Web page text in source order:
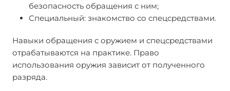
безопасность обращения с ним;
Специальный: знакомство со спецсредствами.
Навыки обращения с оружием и спецсредствами
отрабатываются на практике. Право
использования оружия зависит от полученного
разряда.